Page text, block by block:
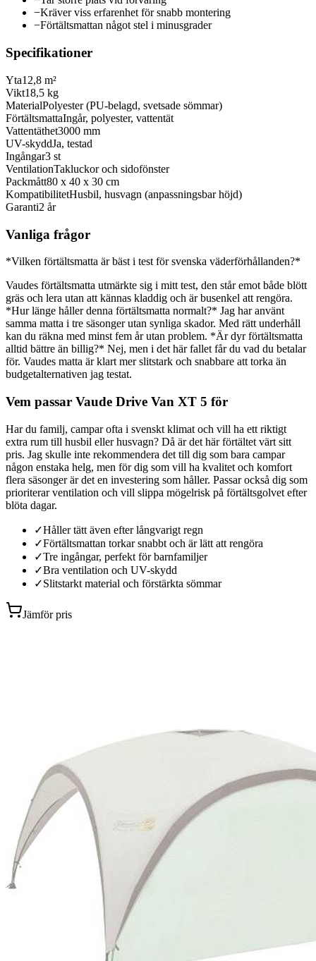
−Kräver viss erfarenhet för snabb montering
−Förtältsmattan något stel i minusgrader
Specifikationer
Yta12,8 m²
Vikt18,5 kg
MaterialPolyester (PU-belagd, svetsade sömmar)
FörtältsmattaIngår, polyester, vattentät
Vattentäthet3000 mm
UV-skyddJa, testad
Ingångar3 st
VentilationTakluckor och sidofönster
Packmått80 x 40 x 30 cm
KompatibilitetHusbil, husvagn (anpassningsbar höjd)
Garanti2 år
Vanliga frågor
*Vilken förtältsmatta är bäst i test för svenska väderförhållanden?*
Vaudes förtältsmatta utmärkte sig i mitt test, den står emot både blött
gräs och lera utan att kännas kladdig och är busenkel att rengöra.
*Hur länge håller denna förtältsmatta normalt?* Jag har använt
samma matta i tre säsonger utan synliga skador. Med rätt underhåll
kan du räkna med minst fem år utan problem. *Är dyr förtältsmatta
alltid bättre än billig?* Nej, men i det här fallet får du vad du betalar
för. Vaudes matta är klart mer slitstark och snabbare att torka än
budgetalternativen jag testat.
Vem passar Vaude Drive Van XT 5 för
Har du familj, campar ofta i svenskt klimat och vill ha ett riktigt
extra rum till husbil eller husvagn? Då är det här förtältet värt sitt
pris. Jag skulle inte rekommendera det till dig som bara campar
någon enstaka helg, men för dig som vill ha kvalitet och komfort
flera säsonger är det en investering som håller. Passar också dig som
prioriterar ventilation och vill slippa mögelrisk på förtältsgolvet efter
blöta dagar.
✓Håller tätt även efter långvarigt regn
✓Förtältsmattan torkar snabbt och är lätt att rengöra
✓Tre ingångar, perfekt för barnfamiljer
✓Bra ventilation och UV-skydd
✓Slitstarkt material och förstärkta sömmar
Jämför pris